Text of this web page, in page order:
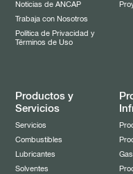
Noticias de ANCAP
Trabaja con Nosotros
Política de Privacidad y
Términos de Uso
Productos y
Servicios
Servicios
Combustibles
Lubricantes
Solventes